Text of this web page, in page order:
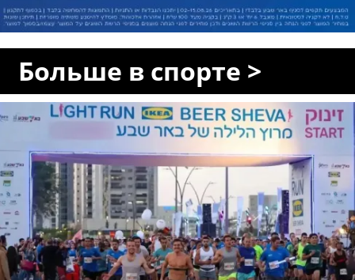
Больше в спорте >